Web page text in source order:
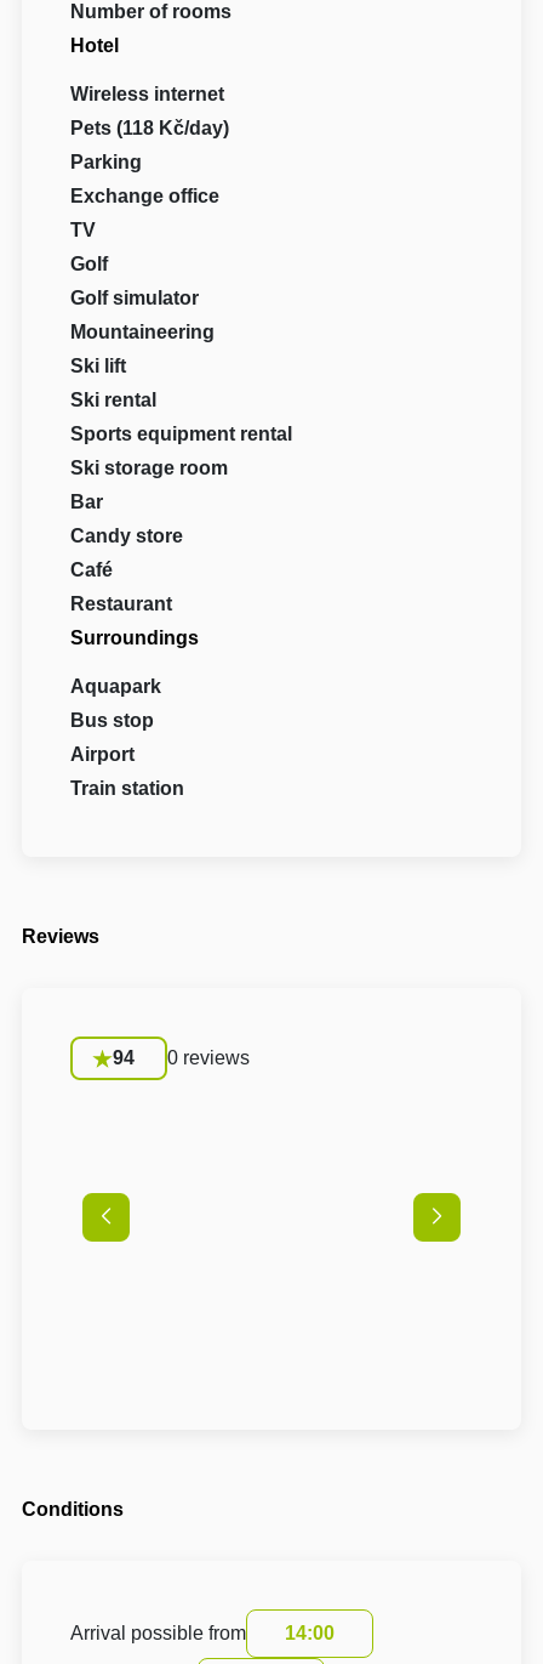
Number of rooms
Hotel
Wireless internet
Pets (118 Kč/day)
Parking
Exchange office
TV
Golf
Golf simulator
Mountaineering
Ski lift
Ski rental
Sports equipment rental
Ski storage room
Bar
Candy store
Café
Restaurant
Surroundings
Aquapark
Bus stop
Airport
Train station
Reviews
94 0 reviews
Conditions
Arrival possible from 14:00